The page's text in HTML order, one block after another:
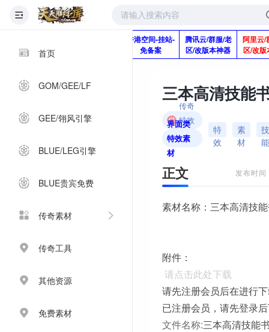
首页
GOM/GEE/LF
GEE/翎风引擎
BLUE/LEG引擎
BLUE贵宾免费
传奇素材
传奇工具
其他资源
免费素材
Q920992345
香港空间-挂站-
免备案
腾讯云/群服/老
区/改版本神器
阿里云/
区/改版
三本高清技能
传奇
特效
素材
界面类
特效素
材
特
效
素
材
技
能
正文 发布时
素材名称：三本高清技
附件：
请点击此处下载
请先注册会员后在进行
已注册会员，请先登录
文件名称:三本高清技能